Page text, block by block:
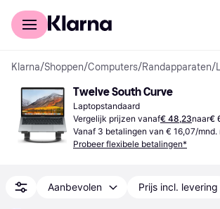
Voor shoppers
Klarna/Shoppen/Computers/Randapparaten/
Twelve South Curve
Laptopstandaard
Vergelijk prijzen vanaf€ 48,23naar€
Vanaf 3 betalingen van € 16,07/mnd.
Probeer flexibele betalingen*
Aanbevolen Prijs incl. levering